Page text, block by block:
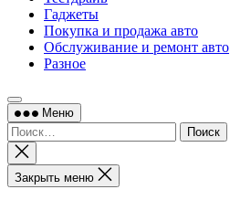
Гаджеты
Покупка и продажа авто
Обслуживание и ремонт авто
Разное
Меню
Найти:
Закрыть
поиск
Закрыть меню